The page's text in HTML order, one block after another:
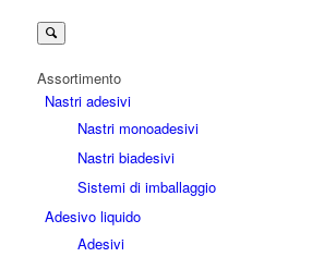
Assortimento
Nastri adesivi
Nastri monoadesivi
Nastri biadesivi
Sistemi di imballaggio
Adesivo liquido
Adesivi